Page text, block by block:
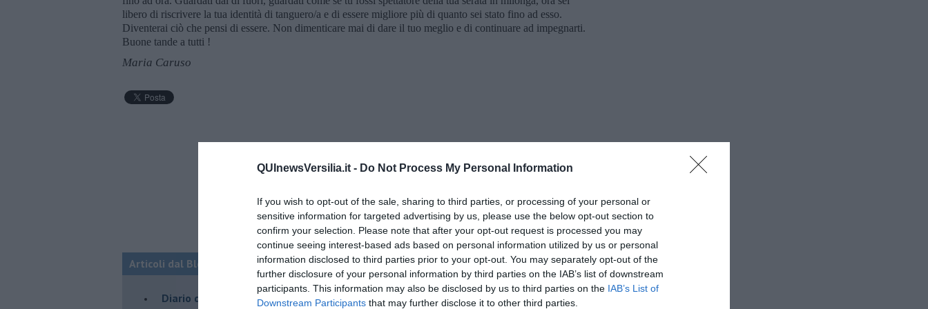
QUInewsVersilia.it - Do Not Process My Personal Information
If you wish to opt-out of the sale, sharing to third parties, or processing of your personal or
sensitive information for targeted advertising by us, please use the below opt-out section to
confirm your selection. Please note that after your opt-out request is processed you may
continue seeing interest-based ads based on personal information utilized by us or personal
information disclosed to third parties prior to your opt-out. You may separately opt-out of the
further disclosure of your personal information by third parties on the IAB’s list of downstream
participants. This information may also be disclosed by us to third parties on the IAB’s List of
Downstream Participants that may further disclose it to other third parties.
libero di riscrivere la tua identità di tanguero/a e di essere migliore più di quanto sei stato fino ad esso.
Diventerai ciò che pensi di essere. Non dimenticare mai di dare il tuo meglio e di continuare ad impegnarti.
Buone tande a tutti !
Maria Caruso
Articoli dal Blog “Parole milonguere” di Maria Caruso
Diario di una tanghera